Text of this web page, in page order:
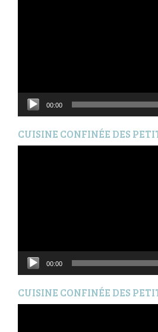
00:00
CUISINE CONFINÉE DES
00:00
CUISINE CONFINÉE DES